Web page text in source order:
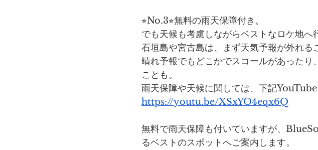
⭐︎No.3⭐︎無料の雨天保障付き。
でも天候も考慮しながらベストなロケ地へ
石垣島や宮古島は、まず天気予報が外れる
晴れ予報でもどこかでスコールがあった
ことも。
雨天保障や天候に関しては、下記YouTube
https://youtu.be/XSxYO4eqx6Q
無料で雨天保障も付いていますが、
るベストのスポットへご案内します。